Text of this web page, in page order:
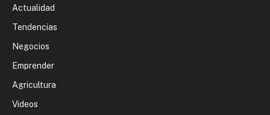
Actualidad
Tendencias
Negocios
Emprender
Agricultura
Videos